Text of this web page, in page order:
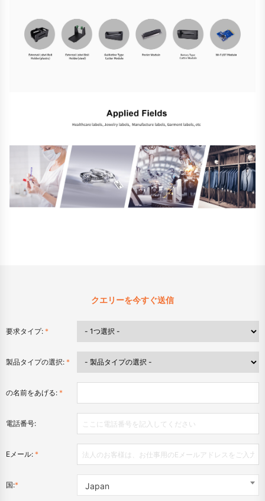
クエリーを今すぐ送信
要求タイプ: *
製品タイプの選択: *
の名前をあげる: *
電話番号:
Eメール: *
国:* Japan